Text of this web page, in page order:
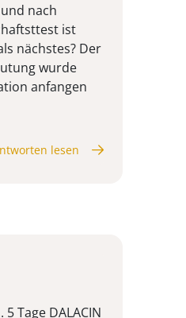
nach
ist
nächstes? Der
wurde
anfangen
lesen
Tage DALACIN